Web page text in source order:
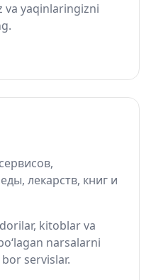
va yaqinlaringizni
лекарств, книг и
kitoblar va
narsalarni
servislar.